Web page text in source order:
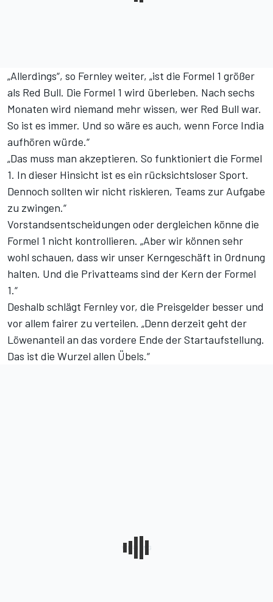
„Allerdings“, so Fernley weiter, „ist die Formel 1 größer
als Red Bull. Die Formel 1 wird überleben. Nach sechs
Monaten wird niemand mehr wissen, wer Red Bull war.
So ist es immer. Und so wäre es auch, wenn Force India
aufhören würde.“
„Das muss man akzeptieren. So funktioniert die Formel
1. In dieser Hinsicht ist es ein rücksichtsloser Sport.
Dennoch sollten wir nicht riskieren, Teams zur Aufgabe
zu zwingen.“
Vorstandsentscheidungen oder dergleichen könne die
Formel 1 nicht kontrollieren. „Aber wir können sehr
wohl schauen, dass wir unser Kerngeschäft in Ordnung
halten. Und die Privatteams sind der Kern der Formel
1.“
Deshalb schlägt Fernley vor, die Preisgelder besser und
vor allem fairer zu verteilen. „Denn derzeit geht der
Löwenanteil an das vordere Ende der Startaufstellung.
Das ist die Wurzel allen Übels.“